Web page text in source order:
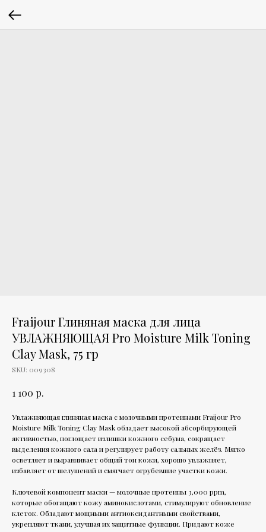
Fraijour Глиняная маска для лица
УВЛАЖНЯЮЩАЯ Pro Moisture Milk Toning
Clay Mask, 75 гр
SKU: 009308
1 100 р.
Увлажняющая глиняная маска с молочными протеинами Fraijour Pro
Moisture Milk Toning Clay Mask обладает высокой абсорбирующей
активностью, поглощает излишки кожного себума, сокращает
выделения кожного сала и регулирует работу сальных желёз. Мягко
осветляет и выравнивает общий тон кожи, хорошо увлажняет,
избавляет от шелушений и смягчает огрубевшие участки кожи.
Ключевой компонент маски — молочные протеины 3,000 ppm,
которые обогащают кожу аминокислотами, стимулируют обновление
клеток. Обладают мощными антиоксидантными свойствами,
укрепляют ткани, улучшая их защитные функции. Придают коже